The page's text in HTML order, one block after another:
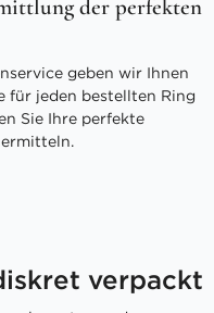
der perfekten
geben wir Ihnen
für jeden bestellten Ring
Sie Ihre perfekte
verpackt